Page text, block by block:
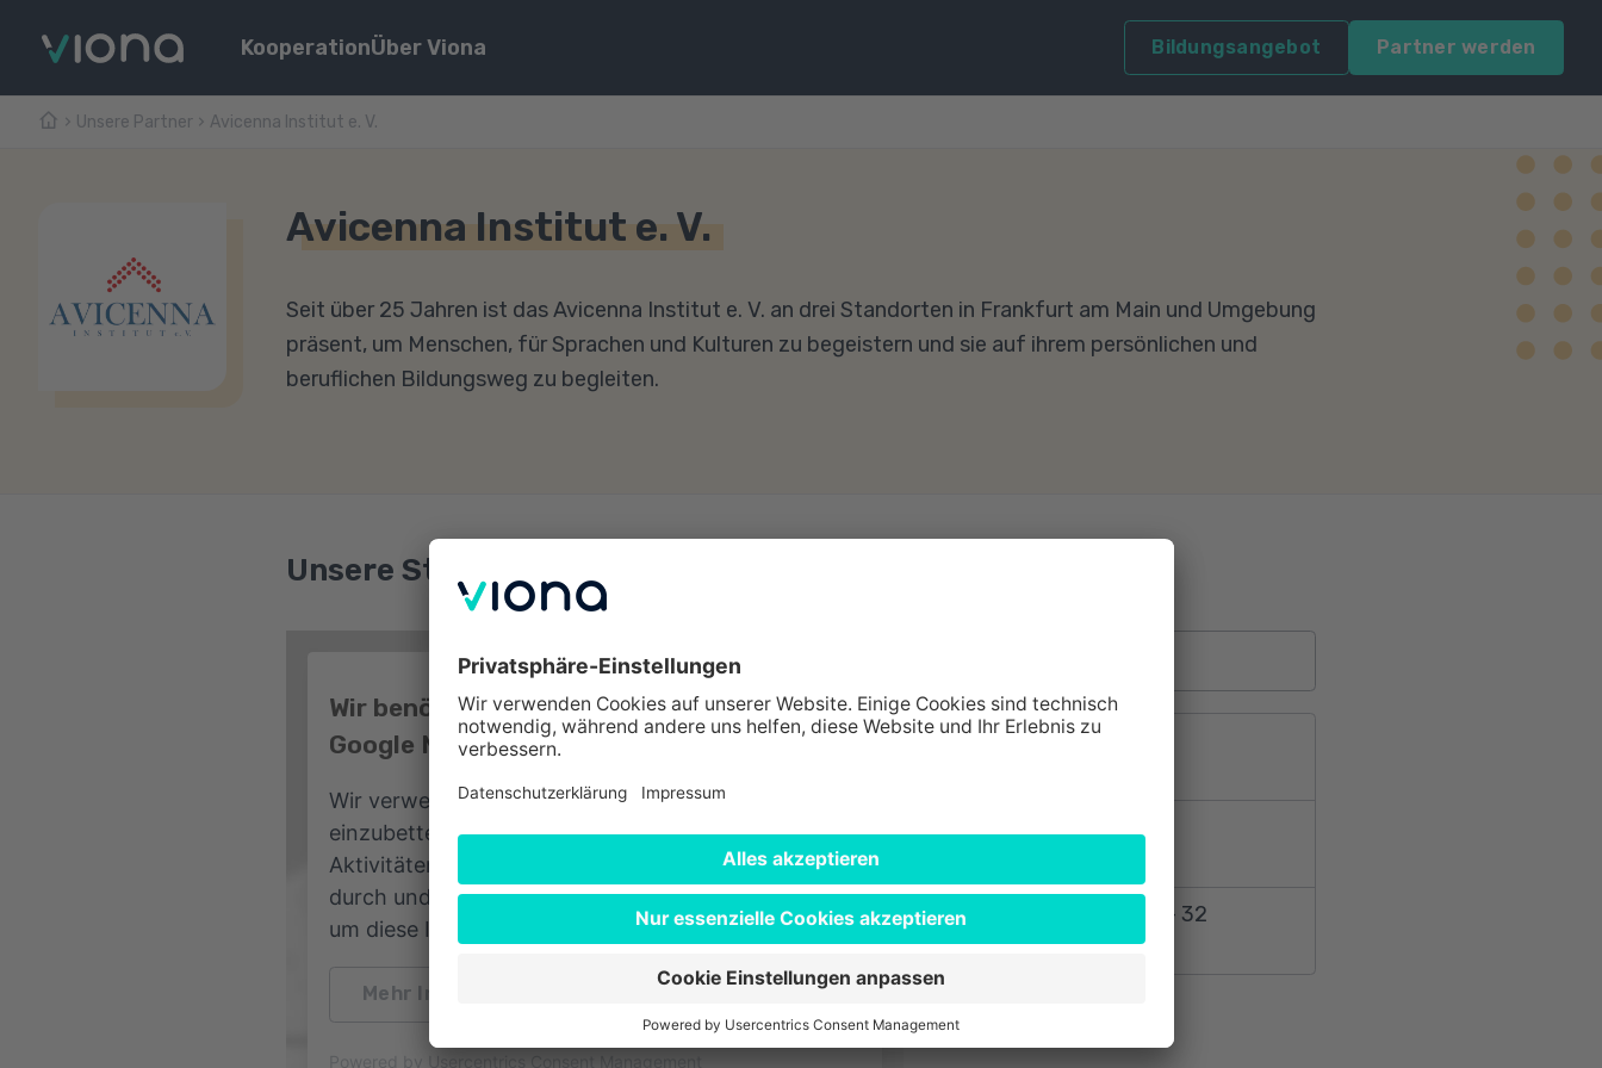
KooperationÜber Viona Bildungsangebot Partner werden
Unsere Partner Avicenna Institut e. V.
Avicenna Institut e. V.
Seit über 25 Jahren ist das Avicenna Institut e. V. an drei Standorten in Frankfurt am Main und Umgebung
präsent, um Menschen, für Sprachen und Kulturen zu begeistern und sie auf ihrem persönlichen und
beruflichen Bildungsweg zu begleiten.
Unsere Standorte im Überblick
Wir benötigen Ihre Zustimmung, um den
Google Maps-Service zu laden!
Wir verwenden Google Maps, um Inhalte
einzubetten. Dieser Service kann Daten zu Ihren
Aktivitäten sammeln. Bitte lesen Sie die Details
durch und stimmen Sie der Nutzung des Service zu,
um diese Inhalte anzuzeigen.
Mehr Informationen
Usercentrics Consent Management
Zeil 41
Kurt-Schumacher-Str. 30 - 32
60313 Frankfurt